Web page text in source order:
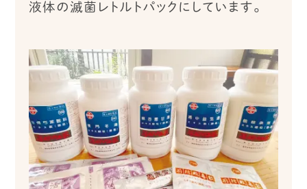
液体の滅菌レトルトパックにしています。